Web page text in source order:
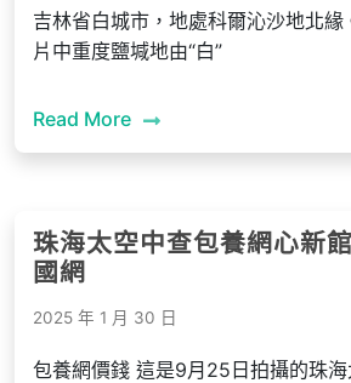
吉林省白城市，地處科爾沁沙地北緣
片中重度鹽堿地由“白”
Read More
珠海太空中查包養網心新
國網
2025 年 1 月 30 日
包養網價錢 這是9月25日拍攝的珠